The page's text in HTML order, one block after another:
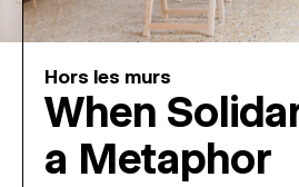
Hors les murs
When
a Metaphor